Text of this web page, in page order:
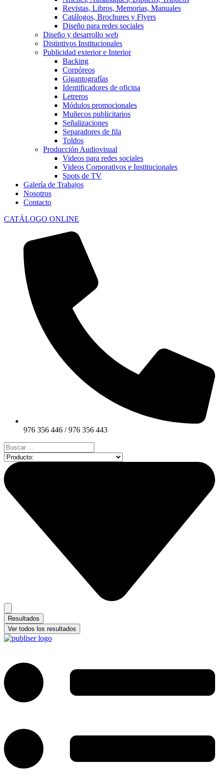
Revistas, Libros, Memorias, Manuales
Catálogos, Brochures y Flyers
Diseño para redes sociales
Diseño y desarrollo web
Distintivos Institucionales
Publicidad exterior e Interior
Backing
Corpóreos
Gigantografías
Identificadores de oficina
Letreros
Módulos promocionales
Muñecos publicitarios
Señalizaciones
Separadores de fila
Toldos
Producción Audiovisual
Videos para redes sociales
Videos Corporativos e Institucionales
Spots de TV
Galería de Trabajos
Nosotros
Contacto
CATÁLOGO ONLINE
976 356 446 / 976 356 443
Search
...
Resultados
Ver todos los resultados